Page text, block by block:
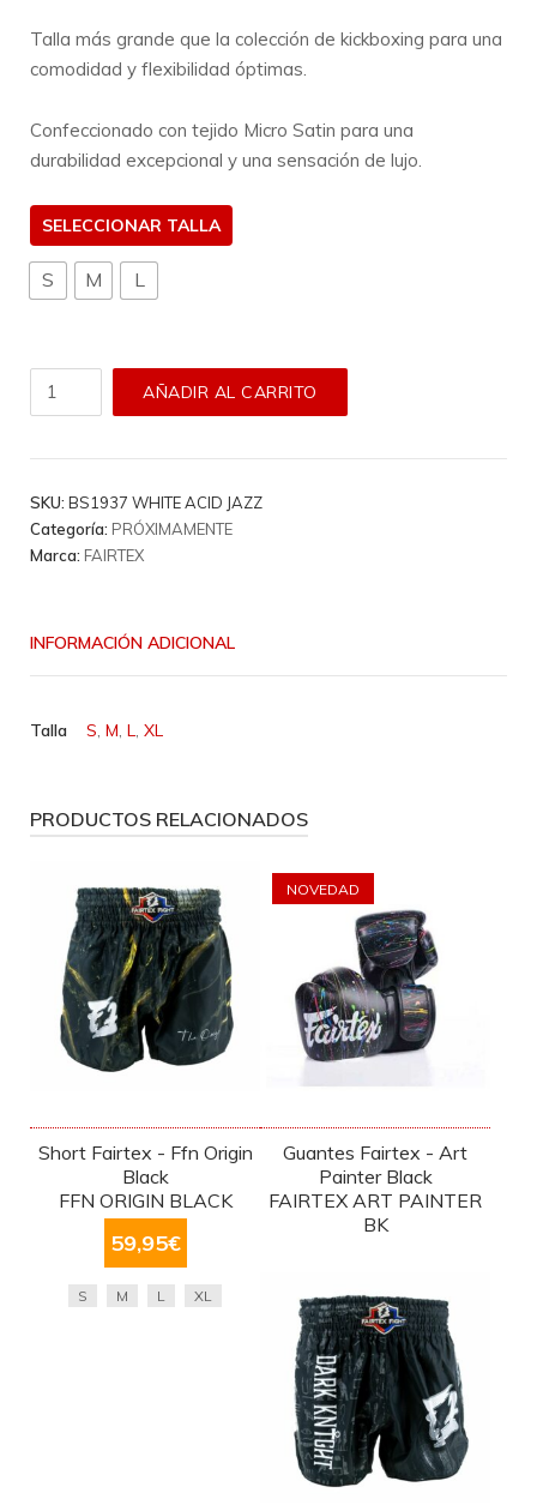
Talla más grande que la colección de kickboxing para una
comodidad y flexibilidad óptimas.
Confeccionado con tejido Micro Satin para una
durabilidad excepcional y una sensación de lujo.
TALLA
S M L
Short
BS1937
Acid
Jazz
AÑADIR AL CARRITO
SKU: BS1937 WHITE ACID JAZZ
Categoría: PRÓXIMAMENTE
Marca: FAIRTEX
INFORMACIÓN ADICIONAL
Talla S, M, L, XL
PRODUCTOS RELACIONADOS
Short Fairtex - Ffn Origin
Black
FFN ORIGIN BLACK
59,95€
S M L XL
NOVEDAD
Guantes Fairtex - Art
Painter Black
FAIRTEX ART PAINTER
BK